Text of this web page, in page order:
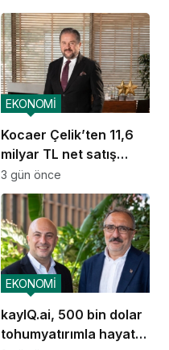
Kocaer Çelik’ten 11,6
milyar TL net satış
geliri
EKONOMİ
3 gün önce
kayIQ.ai, 500 bin dolar
tohumyatırımla hayata
EKONOMİ